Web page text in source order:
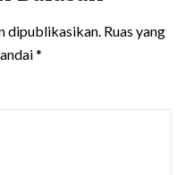
dipublikasikan. Ruas yang
*